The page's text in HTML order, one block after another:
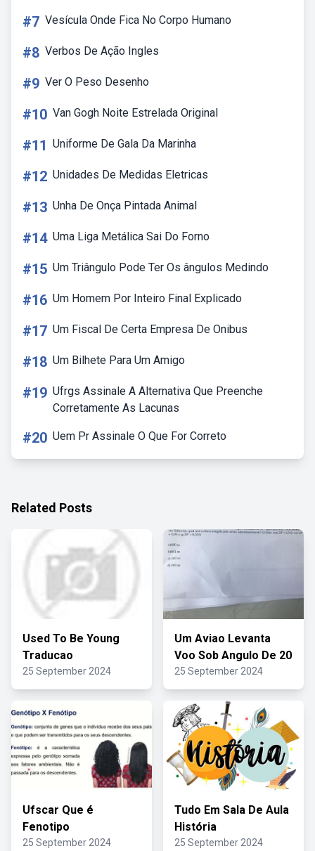
#7 Vesícula Onde Fica No Corpo Humano
#8 Verbos De Ação Ingles
#9 Ver O Peso Desenho
#10 Van Gogh Noite Estrelada Original
#11 Uniforme De Gala Da Marinha
#12 Unidades De Medidas Eletricas
#13 Unha De Onça Pintada Animal
#14 Uma Liga Metálica Sai Do Forno
#15 Um Triângulo Pode Ter Os ângulos Medindo
#16 Um Homem Por Inteiro Final Explicado
#17 Um Fiscal De Certa Empresa De Onibus
#18 Um Bilhete Para Um Amigo
#19 Ufrgs Assinale A Alternativa Que Preenche
Corretamente As Lacunas
#20 Uem Pr Assinale O Que For Correto
Related Posts
Used To Be Young
Traducao
25 September 2024
Um Aviao Levanta
Voo Sob Angulo De 20
25 September 2024
Ufscar Que é
Fenotipo
25 September 2024
Tudo Em Sala De Aula
História
25 September 2024